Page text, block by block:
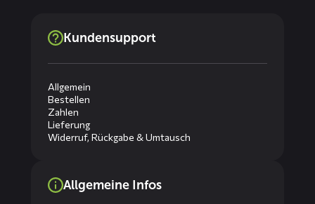
Kundensupport
Allgemein
Bestellen
Zahlen
Lieferung
Widerruf, Rückgabe & Umtausch
Allgemeine Infos